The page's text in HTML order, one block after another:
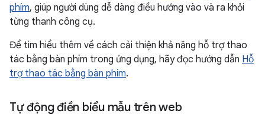
phím, giúp người dùng dễ dàng điều hướng vào và ra khỏi
từng thanh công cụ.
Để tìm hiểu thêm về cách cải thiện khả năng hỗ trợ thao
tác bằng bàn phím trong ứng dụng, hãy đọc hướng dẫn Hỗ
trợ thao tác bằng bàn phím.
Tự động điền biểu mẫu trên web